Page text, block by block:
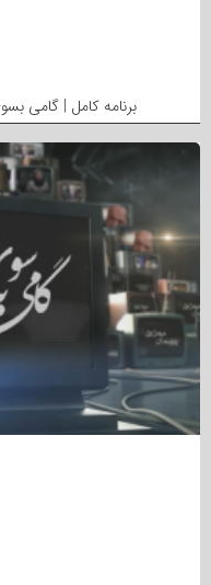
برنامه کامل | گامی بسوی ظهور |